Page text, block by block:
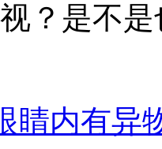
？是不
睛内有异